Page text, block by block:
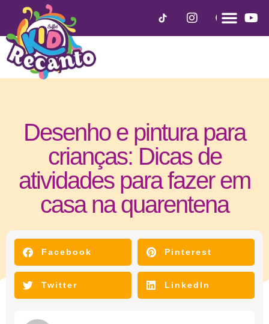
Desenho e pintura para
crianças: Dicas de
atividades para fazer em
casa na quarentena
Facebook
Pinterest
Twitter LinkedIn